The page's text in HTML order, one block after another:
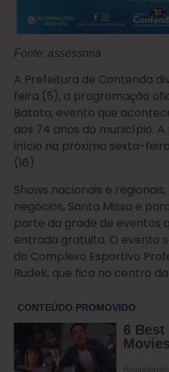
Fonte: assessoria
A Prefeitura de Contenda
feira (5), a programação
Batata, evento que
aos 74 anos do município.
início na próxima sexta-
(16).
Shows nacionais e
negócios, Santa Missa e
parte da grade de eventos
entrada gratuita. O evento
do Complexo Esportivo
Rudek, que fica no centro